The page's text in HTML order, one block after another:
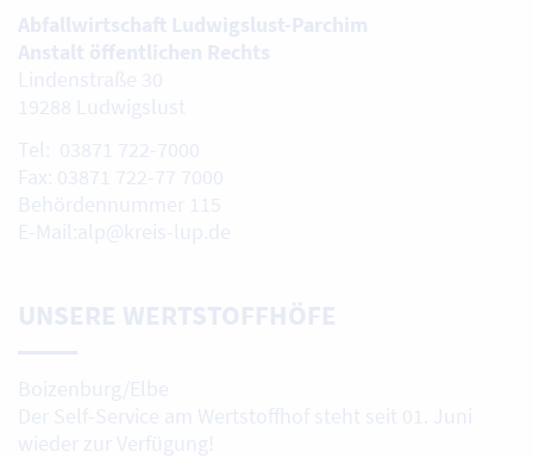
Abfallwirtschaft Ludwigslust-Parchim
Anstalt öffentlichen Rechts
Lindenstraße 30
19288 Ludwigslust
Tel: 03871 722-7000
Fax: 03871 722-77 7000
Behördennummer 115
E-Mail:alp@kreis-lup.de
UNSERE WERTSTOFFHÖFE
Boizenburg/Elbe
Der Self-Service am Wertstoffhof steht seit 01. Juni
wieder zur Verfügung!